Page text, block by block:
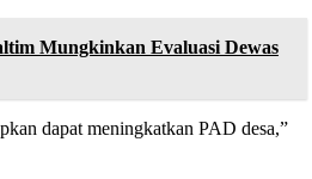
Mungkinkan Evaluasi Dewas
dapat meningkatkan PAD desa,”